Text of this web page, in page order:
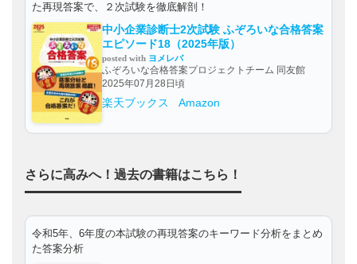
た再現答案で、２次試験を徹底解剖！
中小企業診断士2次試験 ふぞろいな合格答案
エピソード18（2025年版）
posted with ヨメレバ
ふぞろいな合格答案プロジェクトチーム 同友館
2025年07月28日頃
楽天ブックス Amazon
さらに高みへ！過去の書籍はこちら！
令和5年、6年度の本試験の再現答案のキーワード分析をまとめ
た答案分析